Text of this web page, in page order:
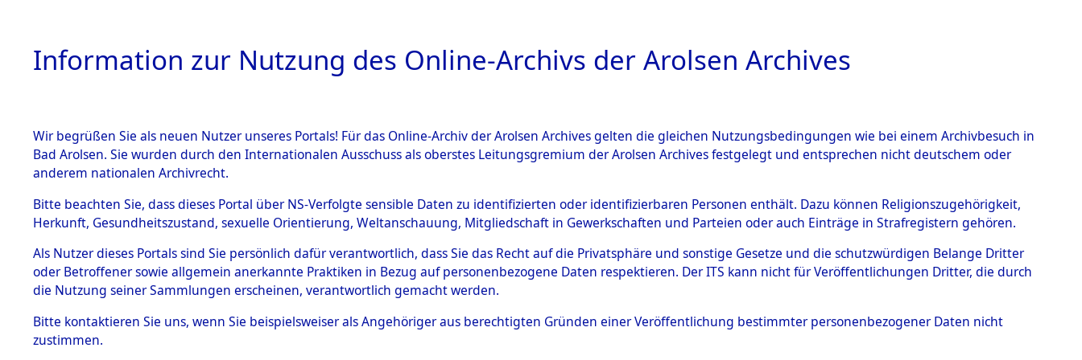
HOME BESTANDSBESCHREIBUNG PERSONENINDEX PERSON
BESTÄNDE
Inhaftierungsdoku
mente
1.2.9 Beim ITS
verwahrte
1.2.9.1
Effekten aus
4AktenfürSCHUCK, WALTER
SCHUCK, WALTER
Weitere Angaben
Die Personalien des Effekteneigentümers wurden nach der ursprünglichen Inventarisierung
und Erschließung durch Nachforschungen ermittelt.
Information zur Nutzung des Online-Archivs der Arolsen Archives
Wir begrüßen Sie als neuen Nutzer unseres Portals! Für das Online-Archiv der Arolsen Archives gelten die gleichen Nutzungsbedingungen wie bei einem Archivbesuch in
Bad Arolsen. Sie wurden durch den Internationalen Ausschuss als oberstes Leitungsgremium der Arolsen Archives festgelegt und entsprechen nicht deutschem oder
anderem nationalen Archivrecht.
Bitte beachten Sie, dass dieses Portal über NS-Verfolgte sensible Daten zu identifizierten oder identifizierbaren Personen enthält. Dazu können Religionszugehörigkeit,
Herkunft, Gesundheitszustand, sexuelle Orientierung, Weltanschauung, Mitgliedschaft in Gewerkschaften und Parteien oder auch Einträge in Strafregistern gehören.
Als Nutzer dieses Portals sind Sie persönlich dafür verantwortlich, dass Sie das Recht auf die Privatsphäre und sonstige Gesetze und die schutzwürdigen Belange Dritter
oder Betroffener sowie allgemein anerkannte Praktiken in Bezug auf personenbezogene Daten respektieren. Der ITS kann nicht für Veröffentlichungen Dritter, die durch
die Nutzung seiner Sammlungen erscheinen, verantwortlich gemacht werden.
Bitte kontaktieren Sie uns, wenn Sie beispielsweiser als Angehöriger aus berechtigten Gründen einer Veröffentlichung bestimmter personenbezogener Daten nicht
zustimmen.